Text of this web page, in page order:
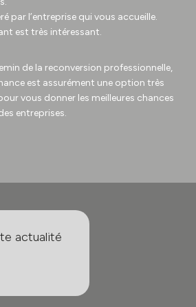
par l’entreprise qui vous accueille.
est très intéressant.
de la reconversion professionnelle,
est assurément une option très
vous donner les meilleures chances
entreprises.
actualité